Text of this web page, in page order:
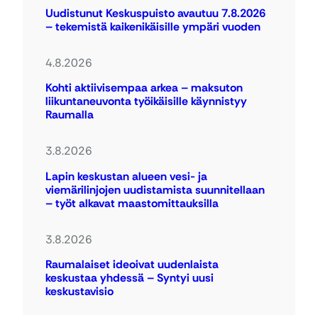
Uudistunut Keskuspuisto avautuu 7.8.2026
– tekemistä kaikenikäisille ympäri vuoden
4.8.2026
Kohti aktiivisempaa arkea – maksuton
liikuntaneuvonta työikäisille käynnistyy
Raumalla
3.8.2026
Lapin keskustan alueen vesi- ja
viemärilinjojen uudistamista suunnitellaan
– työt alkavat maastomittauksilla
3.8.2026
Raumalaiset ideoivat uudenlaista
keskustaa yhdessä – Syntyi uusi
keskustavisio